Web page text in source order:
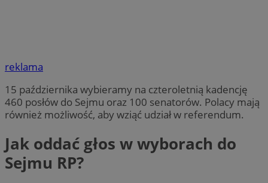
reklama
15 października wybieramy na czteroletnią kadencję
460 posłów do Sejmu oraz 100 senatorów. Polacy mają
również możliwość, aby wziąć udział w referendum.
Jak oddać głos w wyborach do
Sejmu RP?